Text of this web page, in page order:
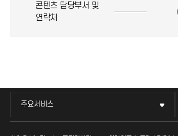
콘텐츠 담당부서 및
연락처
주요서비스